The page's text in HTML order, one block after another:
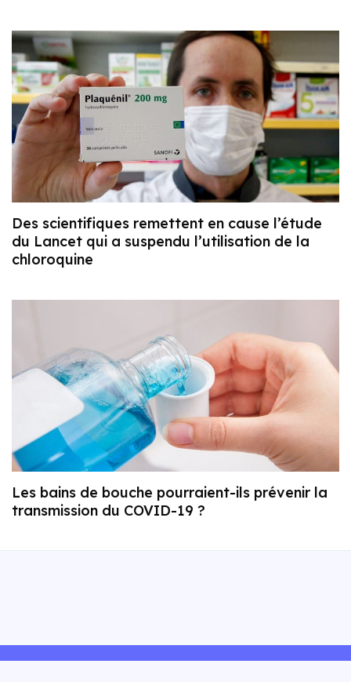
Des scientifiques remettent en cause l’étude
du Lancet qui a suspendu l’utilisation de la
chloroquine
Les bains de bouche pourraient-ils prévenir la
transmission du COVID-19 ?